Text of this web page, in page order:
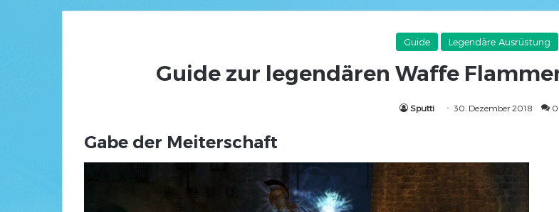
Guide Legendäre Ausrüstung
Guide zur legendären Waffe
Sputti 30. Dezember 2018 0
Gabe der Meiterschaft